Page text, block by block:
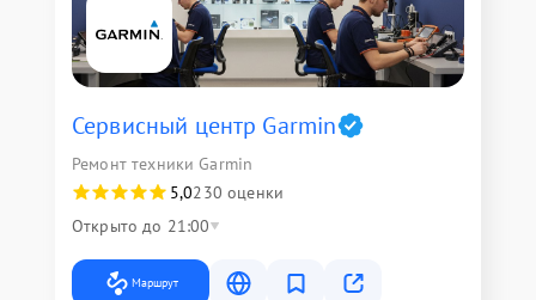
Сервисный центр Garmin
Ремонт техники Garmin
5,0230 оценки
Открыто до 21:00
Маршрут